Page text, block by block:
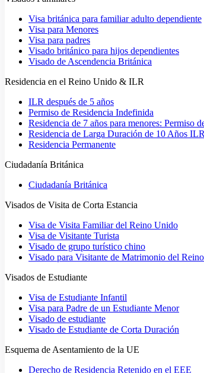
Visa británica para familiar adulto dependiente
Visa para Menores
Visa para padres
Visado británico para hijos dependientes
Visado de Ascendencia Británica
Residencia en el Reino Unido & ILR
ILR después de 5 años
Permiso de Residencia Indefinida
Residencia de 7 años para menores: Permiso
Residencia de Larga Duración de 10 Años ILR
Residencia Permanente
Ciudadanía Británica
Ciudadanía Británica
Visados de Visita de Corta Estancia
Visa de Visita Familiar del Reino Unido
Visa de Visitante Turista
Visado de grupo turístico chino
Visado para Visitante de Matrimonio del
Visados de Estudiante
Visa de Estudiante Infantil
Visa para Padre de un Estudiante Menor
Visado de estudiante
Visado de Estudiante de Corta Duración
Esquema de Asentamiento de la UE
Derecho de Residencia Retenido en el EEE